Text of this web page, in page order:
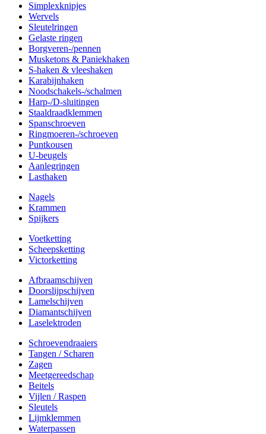
Simplexknipjes
Wervels
Sleutelringen
Gelaste ringen
Borgveren-/pennen
Musketons & Paniekhaken
S-haken & vleeshaken
Karabijnhaken
Noodschakels-/schalmen
Harp-/D-sluitingen
Staaldraadklemmen
Spanschroeven
Ringmoeren-/schroeven
Puntkousen
U-beugels
Aanlegringen
Lasthaken
Nagels
Krammen
Spijkers
Voetketting
Scheepsketting
Victorketting
Afbraamschijven
Doorslijpschijven
Lamelschijven
Diamantschijven
Laselektroden
Schroevendraaiers
Tangen / Scharen
Zagen
Meetgereedschap
Beitels
Vijlen / Raspen
Sleutels
Lijmklemmen
Waterpassen